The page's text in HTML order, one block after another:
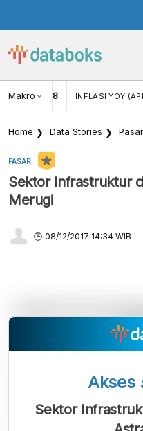
Makro
USD/IDR 18 INFLASI YOY
Home Data Stories Pasar
PASAR
Sektor Infrastruktur
Merugi
08/12/2017 14:34 WIB
Akses
Sektor